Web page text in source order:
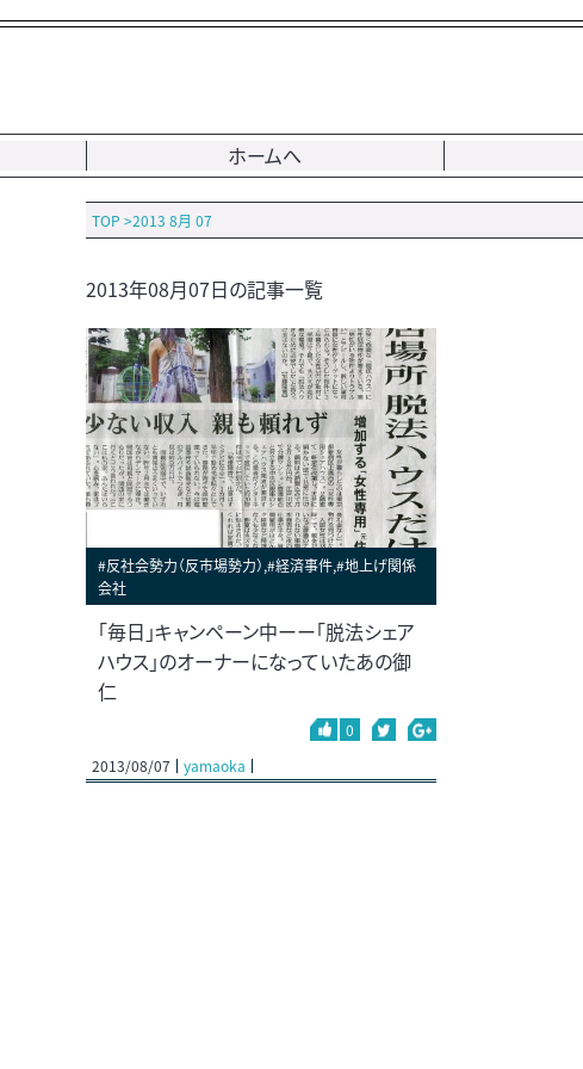
ホームへ
TOP >2013 8月 07
2013年08月07日の記事一覧
#反社会勢力（反市場勢力）,#経済事件,#地上げ関係
会社
「毎日」キャンペーン中ーー「脱法シェア
ハウス」のオーナーになっていたあの御
仁
0
2013/08/07
yamaoka